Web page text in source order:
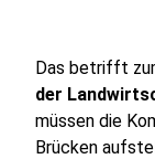
Das betrifft
der
müssen die
Brücken